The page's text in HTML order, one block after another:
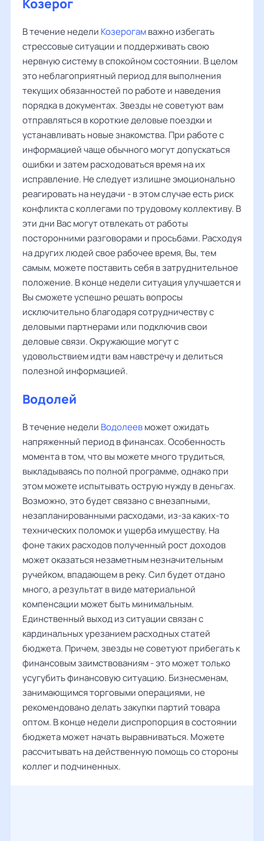
Козерог
В течение недели Козерогамважно избегать
стрессовые ситуации и поддерживать свою
нервную систему в спокойном состоянии. В целом
это неблагоприятный период для выполнения
текущих обязанностей по работе и наведения
порядка в документах. Звезды не советуют вам
отправляться в короткие деловые поездки и
устанавливать новые знакомства. При работе с
информацией чаще обычного могут допускаться
ошибки и затем расходоваться время на их
исправление. Не следует излишне эмоционально
реагировать на неудачи - в этом случае есть риск
конфликта с коллегами по трудовому коллективу. В
эти дни Вас могут отвлекать от работы
посторонними разговорами и просьбами. Расходуя
на других людей свое рабочее время, Вы, тем
самым, можете поставить себя в затруднительное
положение. В конце недели ситуация улучшается и
Вы сможете успешно решать вопросы
исключительно благодаря сотрудничеству с
деловыми партнерами или подключив свои
деловые связи. Окружающие могут с
удовольствием идти вам навстречу и делиться
полезной информацией.
Водолей
В течение недели Водолеевможет ожидать
напряженный период в финансах. Особенность
момента в том, что вы можете много трудиться,
выкладываясь по полной программе, однако при
этом можете испытывать острую нужду в деньгах.
Возможно, это будет связано с внезапными,
незапланированными расходами, из-за каких-то
технических поломок и ущерба имуществу. На
фоне таких расходов полученный рост доходов
может оказаться незаметным незначительным
ручейком, впадающем в реку. Сил будет отдано
много, а результат в виде материальной
компенсации может быть минимальным.
Единственный выход из ситуации связан с
кардинальных урезанием расходных статей
бюджета. Причем, звезды не советуют прибегать к
финансовым заимствованиям - это может только
усугубить финансовую ситуацию. Бизнесменам,
занимающимся торговыми операциями, не
рекомендовано делать закупки партий товара
оптом. В конце недели диспропорция в состоянии
бюджета может начать выравниваться. Можете
рассчитывать на действенную помощь со стороны
коллег и подчиненных.